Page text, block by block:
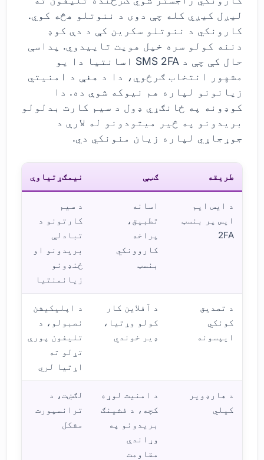
لیږل کیږي کله چې دوی د ننوتلو هڅه کوي.
کارونکي د ننوتلو سکرین کې د دې کوډ
دننه کولو سره خپل هویت تاییدوي. پداسې
حال کې چې د SMS 2FA اسانتیا دا یو
مشهور انتخاب ګرځوي، دا د هغې د امنیتي
زیانونو لپاره هم نیوکه شوې ده. دا
کوډونه په ځانګړي ډول د سیم کارت بدلولو
بریدونو په څیر میتودونو له لارې د
جوړجاړي لپاره زیان منونکي دي.
طریقه ګټې نیمګړتیاوې
د ایس ایم
ایس پر بنسټ
2FA
اسانه
تطبیق،
پراخه
کاروونکي
بنسټ
د سیم
کارتونو د
تبادلې
بریدونو او
ځنډونو
زیانمنتیا
د تصدیق
کونکي
ایپسونه
د آفلاین کار
کولو وړتیا،
ډیر خوندي
د اپلیکیشن
نصبولو، د
تلیفون پورې
تړلو ته
اړتیا لري
د هارډویر
کیلي
د امنیت لوړه
کچه، د فشینګ
بریدونو په
وړاندې
مقاومت
لګښت، د
ترانسپورت
مشکل